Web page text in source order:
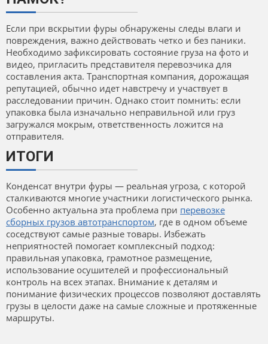
Если при вскрытии фуры обнаружены следы влаги и
повреждения, важно действовать четко и без паники.
Необходимо зафиксировать состояние груза на фото и
видео, пригласить представителя перевозчика для
составления акта. Транспортная компания, дорожащая
репутацией, обычно идет навстречу и участвует в
расследовании причин. Однако стоит помнить: если
упаковка была изначально неправильной или груз
загружался мокрым, ответственность ложится на
отправителя.
ИТОГИ
Конденсат внутри фуры — реальная угроза, с которой
сталкиваются многие участники логистического рынка.
Особенно актуальна эта проблема при перевозке
сборных грузов автотранспортом, где в одном объеме
соседствуют самые разные товары. Избежать
неприятностей помогает комплексный подход:
правильная упаковка, грамотное размещение,
использование осушителей и профессиональный
контроль на всех этапах. Внимание к деталям и
понимание физических процессов позволяют доставлять
грузы в целости даже на самые сложные и протяженные
маршруты.